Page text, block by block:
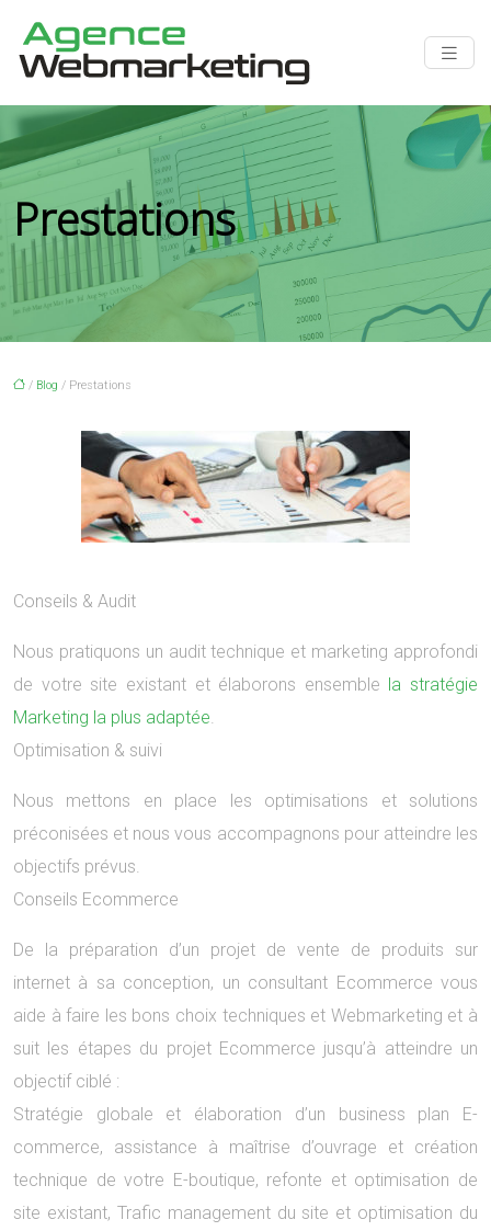
Prestations
/ Blog / Prestations
Conseils & Audit
Nous pratiquons un audit technique et marketing approfondi
de votre site existant et élaborons ensemble la stratégie
Marketing la plus adaptée.
Optimisation & suivi
Nous mettons en place les optimisations et solutions
préconisées et nous vous accompagnons pour atteindre les
objectifs prévus.
Conseils Ecommerce
De la préparation d’un projet de vente de produits sur
internet à sa conception, un consultant Ecommerce vous
aide à faire les bons choix techniques et Webmarketing et à
suit les étapes du projet Ecommerce jusqu’à atteindre un
objectif ciblé :
Stratégie globale et élaboration d’un business plan E-
commerce, assistance à maîtrise d’ouvrage et création
technique de votre E-boutique, refonte et optimisation de
site existant, Trafic management du site et optimisation du